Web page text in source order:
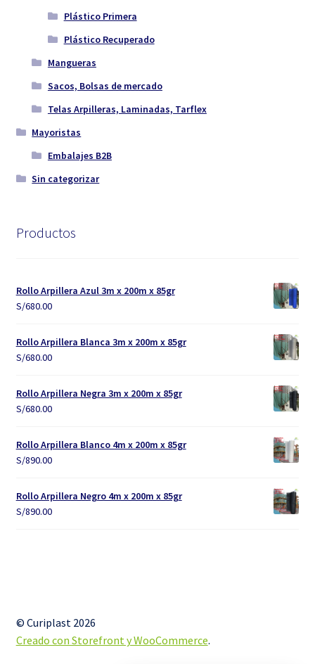
Plástico Primera
Plástico Recuperado
Mangueras
Sacos, Bolsas de mercado
Telas Arpilleras, Laminadas, Tarflex
Mayoristas
Embalajes B2B
Sin categorizar
Productos
Rollo Arpillera Azul 3m x 200m x 85gr
S/680.00
Rollo Arpillera Blanca 3m x 200m x 85gr
S/680.00
Rollo Arpillera Negra 3m x 200m x 85gr
S/680.00
Rollo Arpillera Blanco 4m x 200m x 85gr
S/890.00
Rollo Arpillera Negro 4m x 200m x 85gr
S/890.00
© Curiplast 2026
Creado con Storefront y WooCommerce.